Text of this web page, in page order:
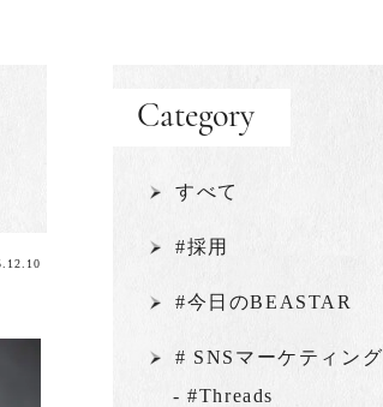
Category
すべて
#採用
#今日のBEASTAR
# SNSマーケティング
- #Threads